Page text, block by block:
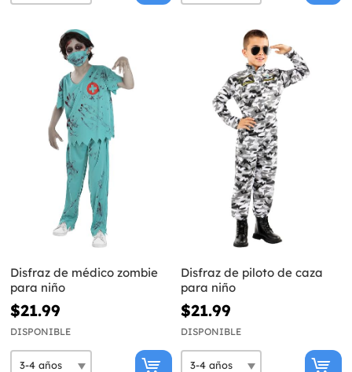
Disfraz de médico zombie
para niño
$21.99
DISPONIBLE
Disfraz de piloto de caza
para niño
$21.99
DISPONIBLE